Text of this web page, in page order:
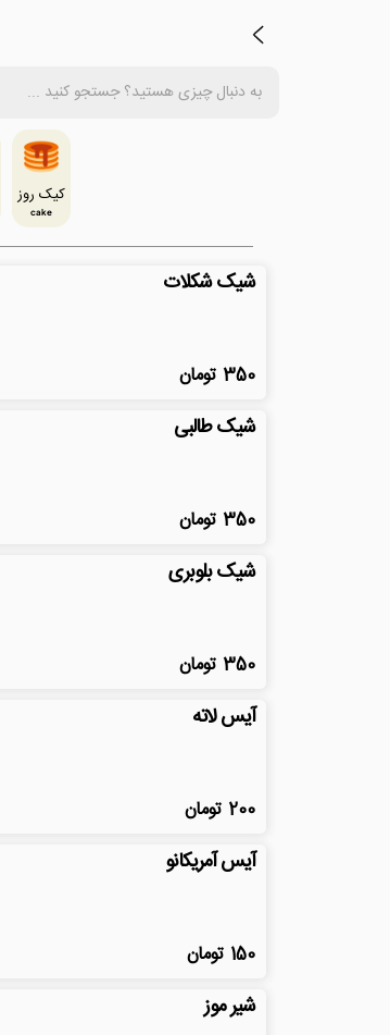
کیک روز
cake
شیک شکلات
350 تومان
شیک طالبی
350 تومان
شیک بلوبری
350 تومان
آیس لاته
200 تومان
آیس آمریکانو
150 تومان
شیر موز